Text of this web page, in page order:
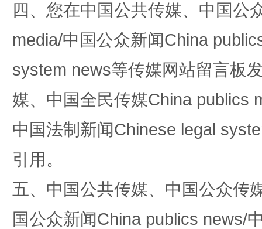
漫山遍野的桃花与雪山、麦地、白藏房
招工难、用工荒背后
四、您在中国公共传媒、中国公
media/中国公众新闻China
system news等传媒网站留言板
媒、中国全民传媒China publics
中国法制新闻Chinese legal
引用。
五、中国公共传媒、中国公众传
国公众新闻China publics news/